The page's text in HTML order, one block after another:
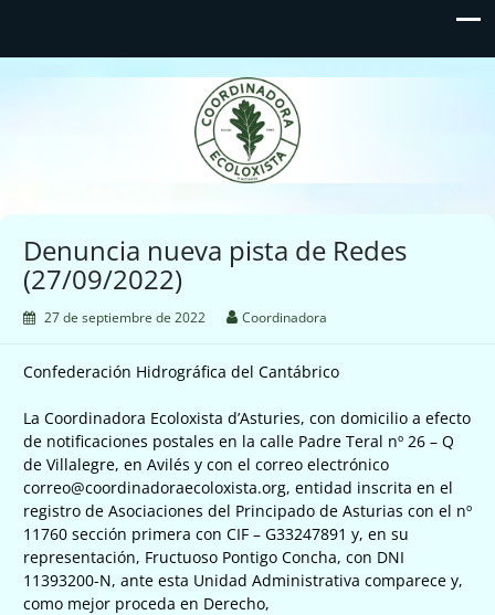
Coordinadora Ecoloxista
d'Asturies
Denuncia nueva pista de Redes
(27/09/2022)
27 de septiembre de 2022 Coordinadora
Confederación Hidrográfica del Cantábrico
La Coordinadora Ecoloxista d’Asturies, con domicilio a efecto
de notificaciones postales en la calle Padre Teral nº 26 – Q
de Villalegre, en Avilés y con el correo electrónico
correo@coordinadoraecoloxista.org, entidad inscrita en el
registro de Asociaciones del Principado de Asturias con el nº
11760 sección primera con CIF – G33247891 y, en su
representación, Fructuoso Pontigo Concha, con DNI
11393200-N, ante esta Unidad Administrativa comparece y,
como mejor proceda en Derecho,